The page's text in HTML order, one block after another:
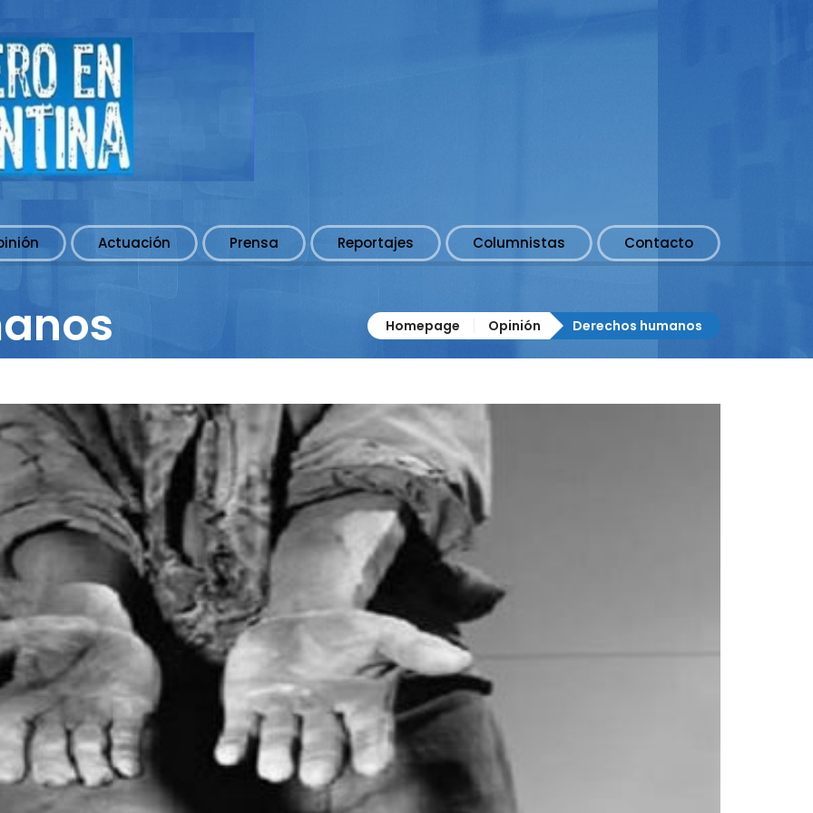
Actuación Prensa Reportajes Columnistas Contacto
Homepage Opinión Derechos humanos